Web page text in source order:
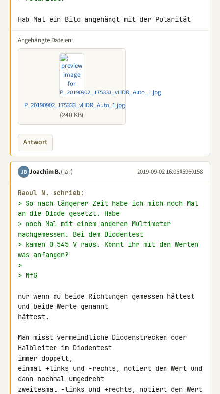
Hab Mal ein Bild angehängt mit der Polarität
Angehängte Dateien:
P_20190902_175333_vHDR_Auto_1.jpg
(240 KB)
Antwort
JB Joachim B.(jar) 2019-09-02 16:05#5960158
Raoul N. schrieb:
> So nach längerer Zeit habe ich mich noch Mal
an die Diode gesetzt. Habe
> noch Mal mit einem anderen Multimeter
nachgemessen. Bei dem Diodentest
> kamen 0.545 V raus. Könnt ihr mit den Werten
was anfangen?
>
> MfG
nur wenn du beide Richtungen gemessen hättest
und beide Werte genannt
hättest.
Man misst vermeindliche Diodenstrecken oder
Halbleiter im Diodentest
immer doppelt,
einmal +links und -rechts, notiert den Wert und
dann nochmal umgedreht
zweitesmal -links und +rechts, notiert den Wert